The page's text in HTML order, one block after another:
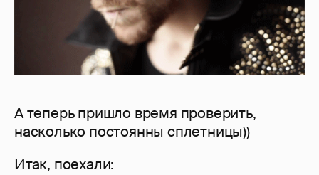
А теперь пришло время проверить,
насколько постоянны сплетницы))
Итак, поехали: